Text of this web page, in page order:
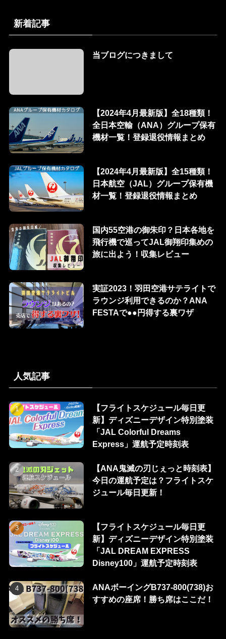
新着記事
当ブログにつきまして
【2024年4月最新版】全18種類！
全日本空輸（ANA）グループ保有
機材一覧！登録退役情報まとめ
【2024年4月最新版】全15種類！
日本航空（JAL）グループ保有機
材一覧！登録退役情報まとめ
国内55空港の御朱印？日本各地を
飛行機で巡ってJAL御翔印集めの
旅に出よう！収集レビュー
実証2023！羽田空港サテライトで
ラウンジ利用できるのか？ANA
FESTAで●●円得する裏ワザ
人気記事
【フライトスケジュール毎日更
新】ディズニーデザイン特別塗装
「JAL Colorful Dreams
Express」運航予定時刻表
【ANA鬼滅の刃じぇっと時刻表】
今日の運航予定は？フライトスケ
ジュール毎日更新！
【フライトスケジュール毎日更
新】ディズニーデザイン特別塗装
「JAL DREAM EXPRESS
Disney100」運航予定時刻表
ANAボーイングB737-800(738)お
すすめの座席！勝ち席はここだ！